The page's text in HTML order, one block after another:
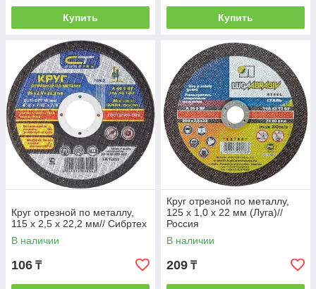
Купить Купить
Круг отрезной по металлу,
115 х 2,5 х 22,2 мм// Сибртех
В наличии
106 ₸
Круг отрезной по металлу,
125 х 1,0 х 22 мм (Луга)//
Россия
В наличии
209 ₸